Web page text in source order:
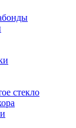
стекло